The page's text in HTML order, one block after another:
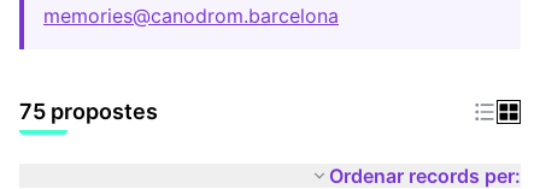
memories@canodrom.barcelona
75 propostes
Ordenar records per: